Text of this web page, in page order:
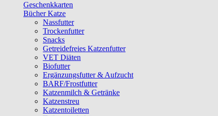
Geschenkkarten
Bücher Katze
Nassfutter
Trockenfutter
Snacks
Getreidefreies Katzenfutter
VET Diäten
Biofutter
Ergänzungsfutter & Aufzucht
BARF/Frostfutter
Katzenmilch & Getränke
Katzenstreu
Katzentoiletten